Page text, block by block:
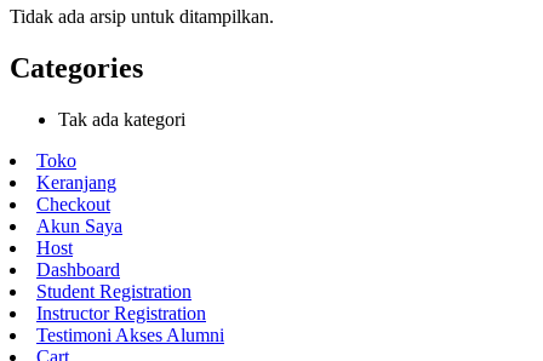
Tidak ada arsip untuk ditampilkan.
Categories
Tak ada kategori
Toko
Keranjang
Checkout
Akun Saya
Host
Dashboard
Student Registration
Instructor Registration
Testimoni Akses Alumni
Cart